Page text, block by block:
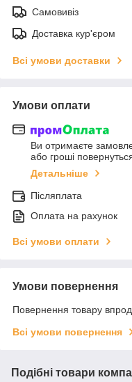
Самовивіз
Доставка кур'єром
Всі умови доставки
Умови оплати
Ви отримаєте
або гроші
Детальніше
Післяплата
Оплата на рахунок
Всі умови оплати
Умови повернення
Повернення товару
Всі умови повернення
Подібні товари